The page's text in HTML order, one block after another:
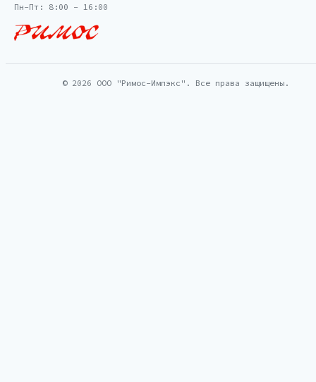
Пн-Пт: 8:00 - 16:00
© 2026 ООО "Римос-Импэкс". Все права защищены.